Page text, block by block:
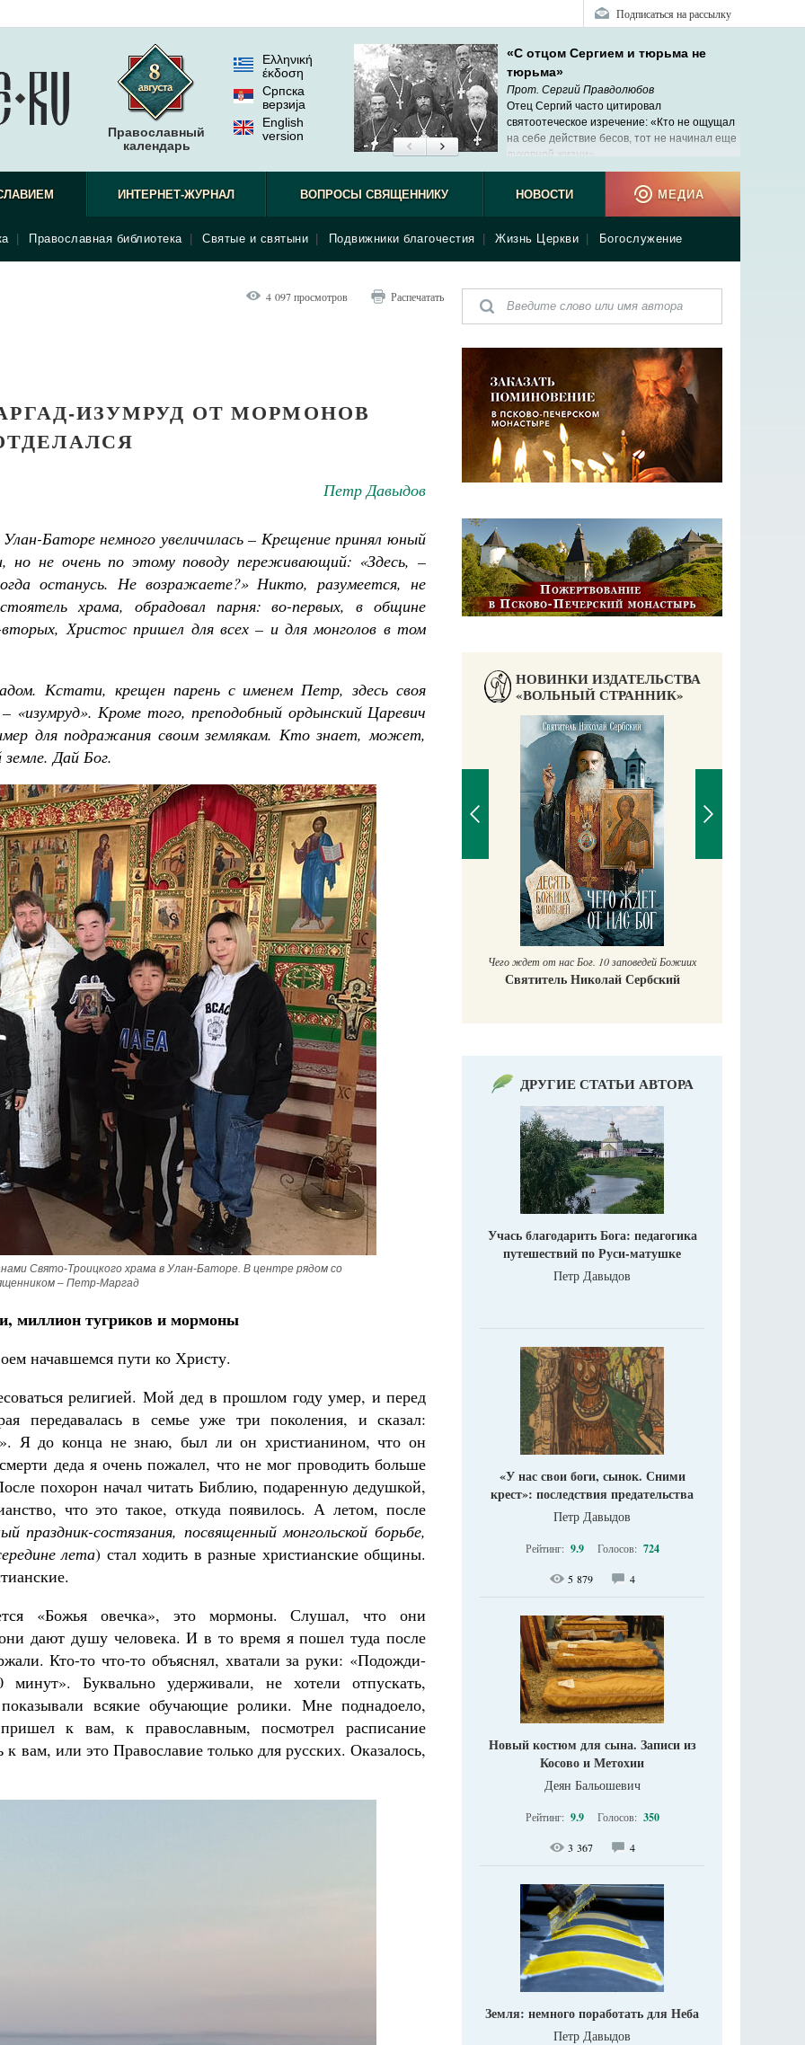
Подписаться на рассылку
Православный
календарь
Ελληνική
έκδοση
Српска
верзиjа
English
version
«С отцом Сергием и тюрьма не
тюрьма»
Прот. Сергий Правдолюбов
Отец Сергий часто цитировал
святоотеческое изречение: «Кто не ощущал
на себе действие бесов, тот не начинал еще
духовной жизни».
Православная библиотека Святые и святыни Подвижники благочестия Жизнь Церкви Богослужение
ИНТЕРНЕТ-ЖУРНАЛ ВОПРОСЫ СВЯЩЕННИКУ НОВОСТИ МЕДИА
4 097 просмотров Распечатать
ИЗУМРУД ОТ МОРМОНОВ
Петр Давыдов
Баторе немного увеличилась – Крещение принял юный
но не очень по этому поводу переживающий: «Здесь, –
останусь. Не возражаете?» Никто, разумеется, не
храма, обрадовал парня: во-первых, в общине
Христос пришел для всех – и для монголов в том
Кстати, крещен парень с именем Петр, здесь своя
«изумруд». Кроме того, преподобный ордынский Царевич
для подражания своим землякам. Кто знает, может,
земле. Дай Бог.
Свято-Троицкого храма в Улан-Баторе. В центре рядом со
– Петр-Маргад
миллион тугриков и мормоны
начавшемся пути ко Христу.
религией. Мой дед в прошлом году умер, и перед
передавалась в семье уже три поколения, и сказал:
Я до конца не знаю, был ли он христианином, что он
деда я очень пожалел, что не мог проводить больше
похорон начал читать Библию, подаренную дедушкой,
что это такое, откуда появилось. А летом, после
праздник-состязания, посвященный монгольской борьбе,
лета) стал ходить в разные христианские общины.
«Божья овечка», это мормоны. Слушал, что они
дают душу человека. И в то время я пошел туда после
Кто-то что-то объяснял, хватали за руки: «Подожди-
Буквально удерживали, не хотели отпускать,
всякие обучающие ролики. Мне поднадоело,
к вам, к православным, посмотрел расписание
вам, или это Православие только для русских. Оказалось,
НОВИНКИ ИЗДАТЕЛЬСТВА
«ВОЛЬНЫЙ СТРАННИК»
Великомученик Георгий Победоносец. Научись у
святого
Роман Котов Чего ждет от нас Бог. 10 заповедей Божиих
Святитель Николай Сербский
Православный мальчик
Екатерина Баканова
ДРУГИЕ СТАТЬИ АВТОРА
Учась благодарить Бога: педагогика
путешествий по Руси-матушке
Петр Давыдов
«У нас свои боги, сынок. Сними
крест»: последствия предательства
Петр Давыдов
Рейтинг: 9.9 Голосов: 724
5 879 4
Новый костюм для сына. Записи из
Косово и Метохии
Деян Бальошевич
Рейтинг: 9.9 Голосов: 350
3 367 4
Земля: немного поработать для Неба
Петр Давыдов